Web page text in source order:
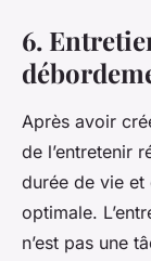
6.
Après avoir
de l’entretenir
durée de vie et
optimale.
n’est pas une